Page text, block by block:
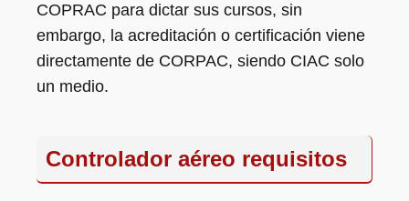
COPRAC para dictar sus cursos, sin
embargo, la acreditación o certificación viene
directamente de CORPAC, siendo CIAC solo
un medio.
Controlador aéreo requisitos